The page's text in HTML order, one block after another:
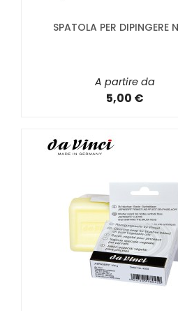
SPATOLA PER DIPINGERE
A partire da
5,00 €